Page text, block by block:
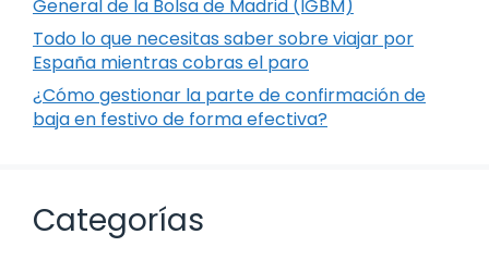
General de la Bolsa de Madrid (IGBM)
Todo lo que necesitas saber sobre viajar por
España mientras cobras el paro
¿Cómo gestionar la parte de confirmación de
baja en festivo de forma efectiva?
Categorías